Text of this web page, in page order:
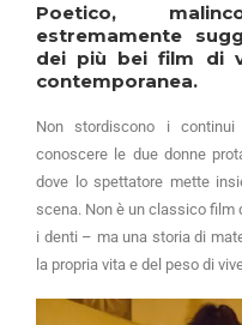
Poetico,
estremamente
dei più bei film di
contemporanea.
Non stordiscono i
conoscere le due donne
dove lo spettatore mette
scena. Non è un classico film
i denti – ma una storia di
la propria vita e del peso di